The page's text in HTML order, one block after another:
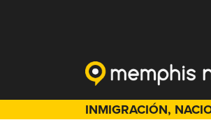
INMIGRACIÓN,